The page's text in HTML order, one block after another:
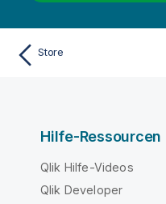
Store
Hilfe-Ressourcen
Qlik Hilfe-Videos
Qlik Developer